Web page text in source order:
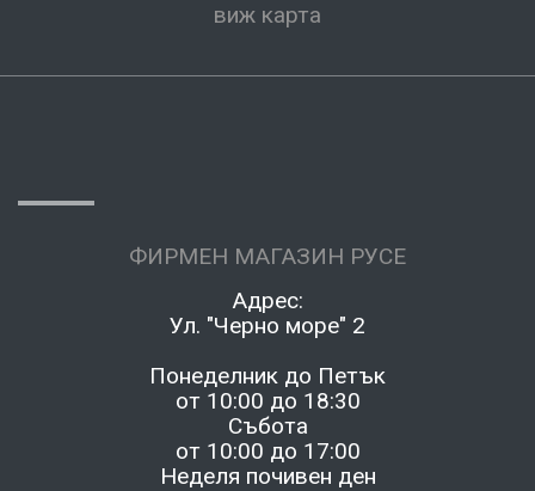
виж карта
ФИРМЕН МАГАЗИН РУСЕ
Адрес:
Ул. "Черно море" 2
Понеделник до Петък
от 10:00 до 18:30
Събота
от 10:00 до 17:00
Неделя почивен ден